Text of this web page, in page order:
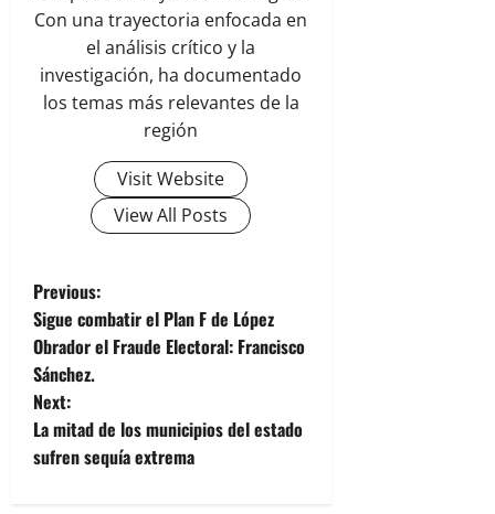
Con una trayectoria enfocada en
el análisis crítico y la
investigación, ha documentado
los temas más relevantes de la
región
Visit Website
View All Posts
P
o
s
t
Previous:
Sigue combatir el Plan F de López
Obrador el Fraude Electoral: Francisco
Sánchez.
Next:
La mitad de los municipios del estado
sufren sequía extrema